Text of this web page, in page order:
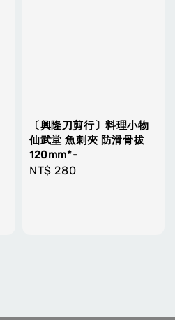
〔興隆刀剪行〕料理小物
仙武堂 魚刺夾 防滑骨拔
120mm*-
Regular
NT$ 280